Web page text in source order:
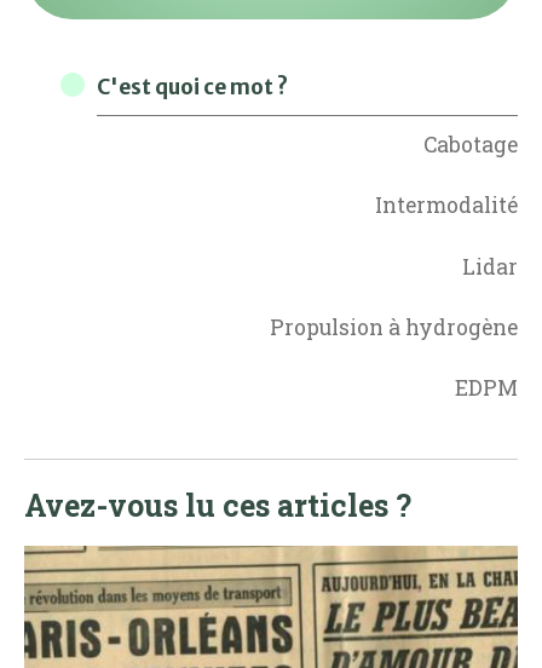
C'est quoi ce mot ?
Cabotage
Intermodalité
Lidar
Propulsion à hydrogène
EDPM
Avez-vous lu ces articles ?